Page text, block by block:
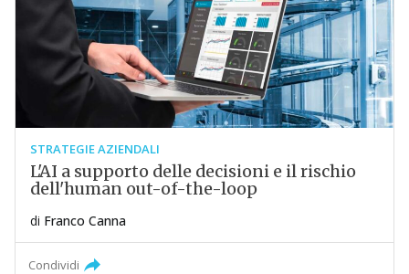
STRATEGIE AZIENDALI
L'AI a supporto delle decisioni e il rischio
dell'human out-of-the-loop
di Franco Canna
Condividi